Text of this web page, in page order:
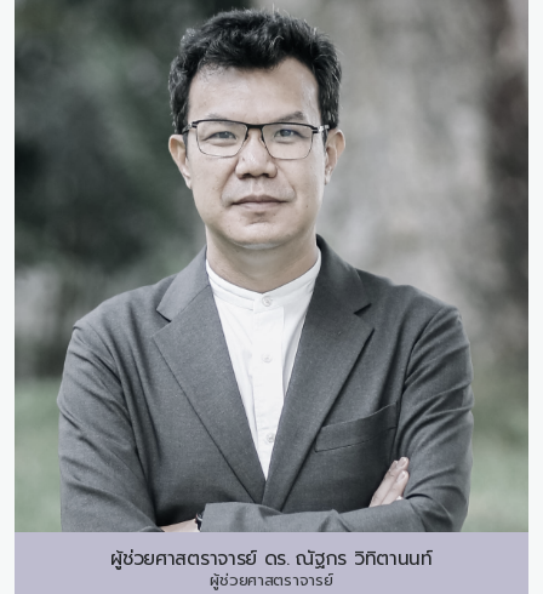
ผู้ช่วยศาสตราจารย์ ดร. ณัฐกร วิทิตานนท์
ผู้ช่วยศาสตราจารย์